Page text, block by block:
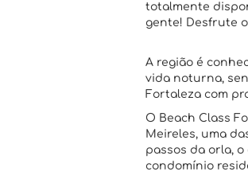
totalmente
gente! Desfrute
A região é
vida noturna,
Fortaleza com
O Beach Class
Meireles, uma
passos da orla,
condomínio